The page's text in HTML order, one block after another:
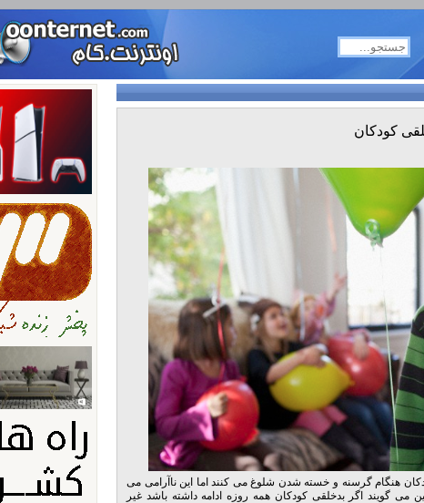
کودکان
هنگام گرسنه و خسته شدن شلوغ می کنند اما این ناآرامی می
می گویند اگر بدخلقی کودکان همه روزه ادامه داشته باشد غیر